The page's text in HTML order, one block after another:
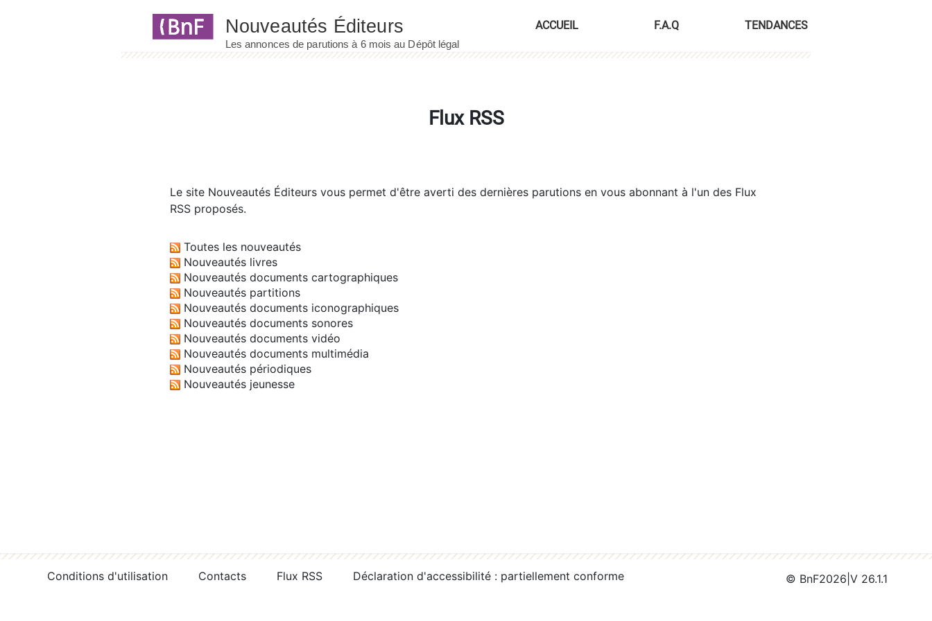
ACCUEIL F.A.Q TENDANCES
Flux RSS
Le site Nouveautés Éditeurs vous permet d'être averti des dernières parutions en vous abonnant à l'un des Flux
RSS proposés.
Toutes les nouveautés
Nouveautés livres
Nouveautés documents cartographiques
Nouveautés partitions
Nouveautés documents iconographiques
Nouveautés documents sonores
Nouveautés documents vidéo
Nouveautés documents multimédia
Nouveautés périodiques
Nouveautés jeunesse
Conditions d'utilisation Contacts Flux RSS Déclaration d'accessibilité : partiellement conforme © BnF2026 V 26.1.1